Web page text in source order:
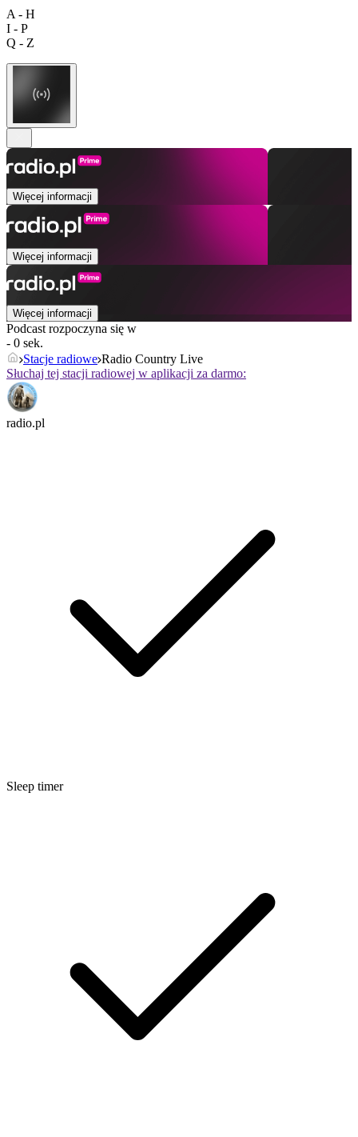
A - H
I - P
Q - Z
Więcej informacji
Więcej informacji
Więcej informacji
Podcast rozpoczyna się w
- 0 sek.
Stacje radiowe Radio Country Live
Słuchaj tej stacji radiowej w aplikacji za darmo:
radio.pl
Sleep timer